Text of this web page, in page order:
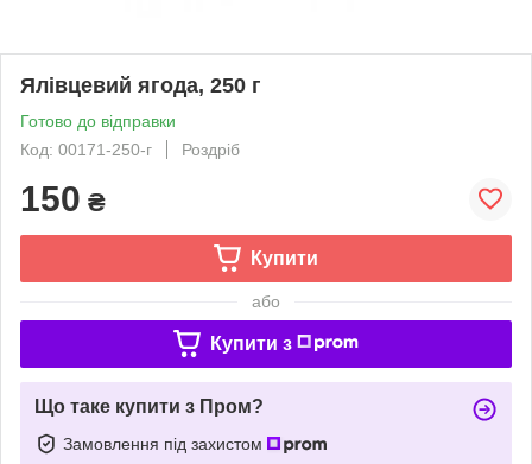
Ялівцевий ягода, 250 г
Готово до відправки
Код: 00171-250-г
Роздріб
150 ₴
Купити
або
Купити з
Що таке купити з Пром?
Замовлення під захистом